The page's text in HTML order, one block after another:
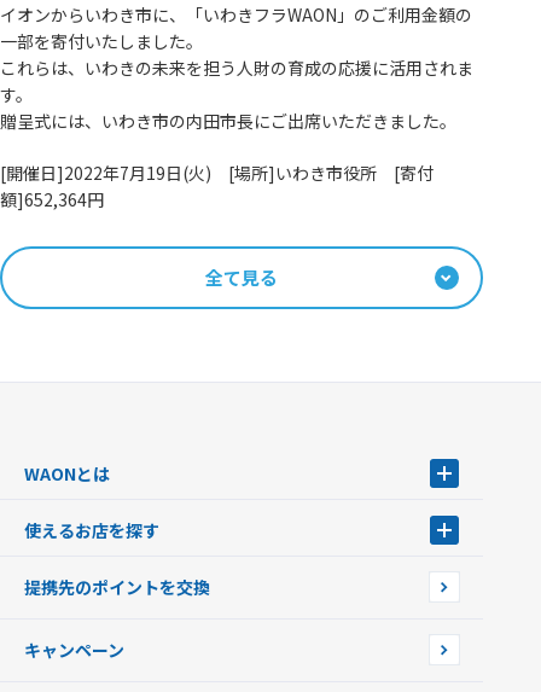
イオンからいわき市に、「いわきフラWAON」のご利用金額の
一部を寄付いたしました。
これらは、いわきの未来を担う人財の育成の応援に活用されま
す。
贈呈式には、いわき市の内田市長にご出席いただきました。
[開催日]2022年7月19日(火) [場所]いわき市役所 [寄付
額]652,364円
全て見る
WAONとは
WAONを申込む
インターネット上でのお買い物について（ネット決済）
使えるお店を探す
店舗検索
イオン銀行ATM設置場所
提携先のポイントを交換
キャンペーン